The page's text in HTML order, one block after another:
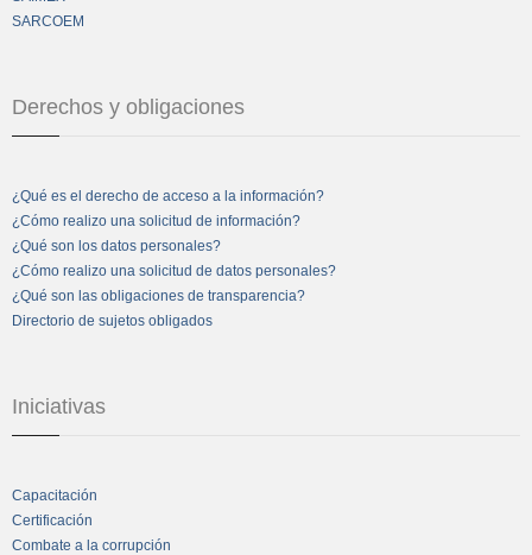
SARCOEM
Derechos y obligaciones
¿Qué es el derecho de acceso a la información?
¿Cómo realizo una solicitud de información?
¿Qué son los datos personales?
¿Cómo realizo una solicitud de datos personales?
¿Qué son las obligaciones de transparencia?
Directorio de sujetos obligados
Iniciativas
Capacitación
Certificación
Combate a la corrupción